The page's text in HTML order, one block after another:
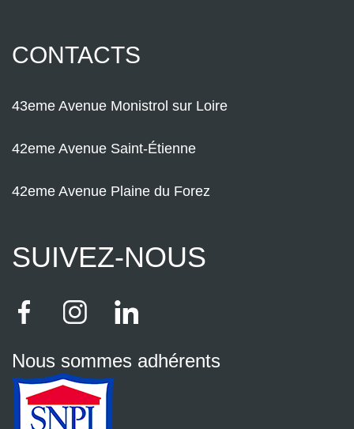
CONTACTS
43eme Avenue Monistrol sur Loire
42eme Avenue Saint-Étienne
42eme Avenue Plaine du Forez
SUIVEZ-NOUS
Nous sommes adhérents